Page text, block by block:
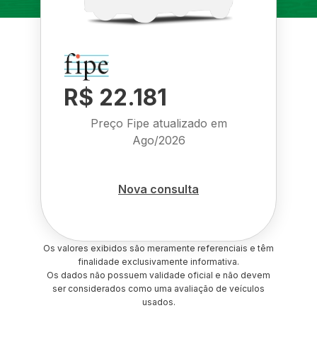
R$ 22.181
Preço Fipe atualizado em
Ago/2026
Nova consulta
Os valores exibidos são meramente referenciais e têm
finalidade exclusivamente informativa.
Os dados não possuem validade oficial e não devem
ser considerados como uma avaliação de veículos
usados.